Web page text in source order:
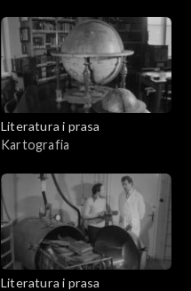
„Proces”
Literatura i prasa
Kartografia
Literatura i prasa